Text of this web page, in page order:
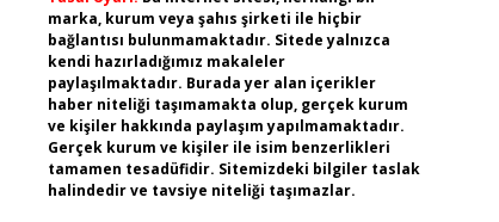
marka, kurum veya şahıs şirketi ile hiçbir
bağlantısı bulunmamaktadır. Sitede yalnızca
kendi hazırladığımız makaleler
paylaşılmaktadır. Burada yer alan içerikler
haber niteliği taşımamakta olup, gerçek kurum
ve kişiler hakkında paylaşım yapılmamaktadır.
Gerçek kurum ve kişiler ile isim benzerlikleri
tamamen tesadüfidir. Sitemizdeki bilgiler taslak
halindedir ve tavsiye niteliği taşımazlar.